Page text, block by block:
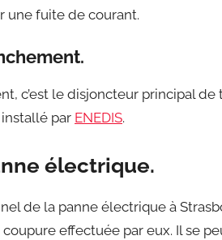
une fuite de courant.
c’est le disjoncteur principal
par ENEDIS.
électrique.
de la panne électrique à
coupure effectuée par eux. Il se